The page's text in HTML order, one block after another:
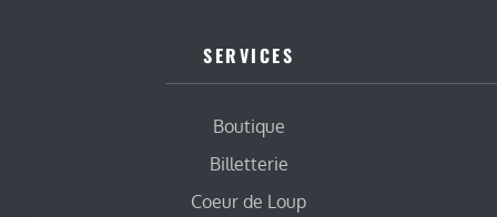
SERVICES
Boutique
Billetterie
Coeur de Loup